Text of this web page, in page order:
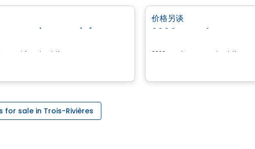
Domaine Inspiré
价格另谈
2200, rue de Rome
2200, rue de Rome, Trois-Rivières, QC
for sale in Trois-Rivières